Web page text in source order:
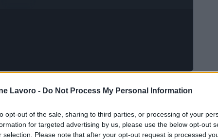
Lavoro - Do Not Process My Personal Information
opt-out of the sale, sharing to third parties, or processing of your
for targeted advertising by us, please use the below opt-out
selection. Please note that after your opt-out request is processed
Jannik Sinner nella semifinale di Wimbledon
è stato battuto in tre set con il punteggio
il pass per l'ultimo atto dello Slam